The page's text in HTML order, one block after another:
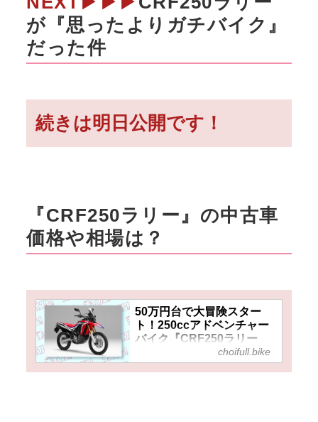
が『思ったよりガチバイク』
だった件
続きは明日公開です！
『CRF250ラリー』の中古車
価格や相場は？
50万円台で大冒険スター
ト！250ccアドベンチャー
バイク『CRF250ラリー
（2017～2020）』はオフロ
ードも強くてロングツーリ
choifull.bike